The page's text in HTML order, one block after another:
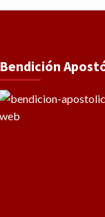
Bendición